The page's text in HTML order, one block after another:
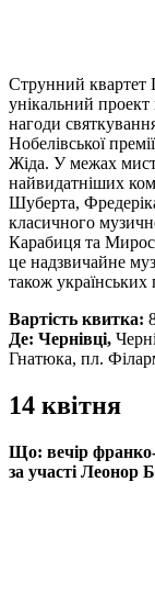
Струнний квартет
унікальний
нагоди
Нобелівської
Жіда. У межах
найвидатніших
Шуберта,
класичного
Карабиця та
це надзвичайне
також українських
Вартість квитка:
Де: Чернівці,
Гнатюка, пл.
14 квітня
Що: вечір
за участі